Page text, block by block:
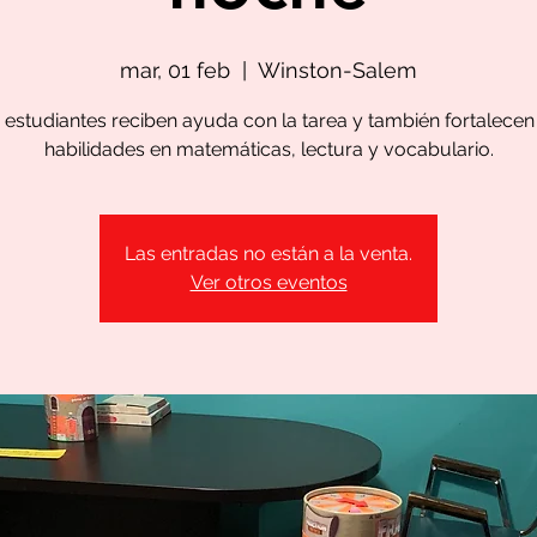
mar, 01 feb Winston-Salem
estudiantes reciben ayuda con la tarea y también
habilidades en matemáticas, lectura y vocabulario.
Las entradas no están a la venta.
Ver otros eventos